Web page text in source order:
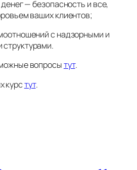
— безопасность и все,
ваших клиентов;
с надзорными и
вопросытут.
курстут.